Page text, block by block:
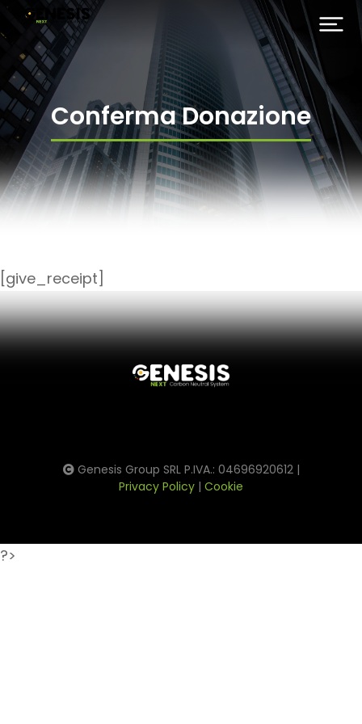
Conferma Donazione
[give_receipt]
Genesis Group SRL P.IVA.: 04696920612 |
Privacy Policy | Cookie
?>